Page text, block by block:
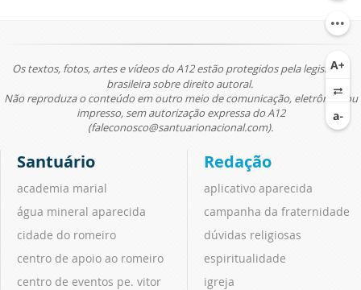
Os textos, fotos, artes e vídeos do A12 estão protegidos pela legislação
brasileira sobre direito autoral.
Não reproduza o conteúdo em outro meio de comunicação, eletrônico ou
impresso, sem autorização expressa do A12
(faleconosco@santuarionacional.com).
Santuário
academia marial
água mineral aparecida
cidade do romeiro
centro de apoio ao romeiro
centro de eventos pe. vitor
Redação
aplicativo aparecida
campanha da fraternidade
dúvidas religiosas
espiritualidade
igreja